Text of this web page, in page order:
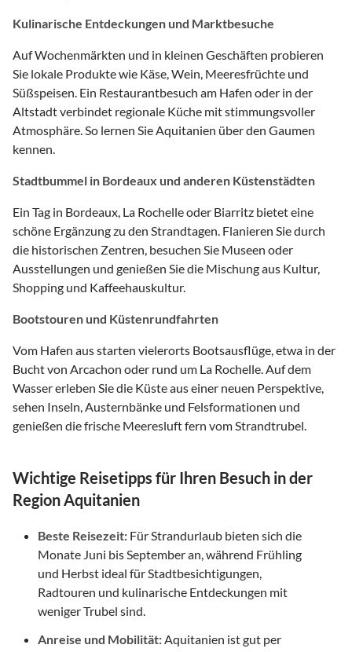
Kulinarische Entdeckungen und Marktbesuche
Auf Wochenmärkten und in kleinen Geschäften probieren
Sie lokale Produkte wie Käse, Wein, Meeresfrüchte und
Süßspeisen. Ein Restaurantbesuch am Hafen oder in der
Altstadt verbindet regionale Küche mit stimmungsvoller
Atmosphäre. So lernen Sie Aquitanien über den Gaumen
kennen.
Stadtbummel in Bordeaux und anderen Küstenstädten
Ein Tag in Bordeaux, La Rochelle oder Biarritz bietet eine
schöne Ergänzung zu den Strandtagen. Flanieren Sie durch
die historischen Zentren, besuchen Sie Museen oder
Ausstellungen und genießen Sie die Mischung aus Kultur,
Shopping und Kaffeehauskultur.
Bootstouren und Küstenrundfahrten
Vom Hafen aus starten vielerorts Bootsausflüge, etwa in der
Bucht von Arcachon oder rund um La Rochelle. Auf dem
Wasser erleben Sie die Küste aus einer neuen Perspektive,
sehen Inseln, Austernbänke und Felsformationen und
genießen die frische Meeresluft fern vom Strandtrubel.
Wichtige Reisetipps für Ihren Besuch in der
Region Aquitanien
Beste Reisezeit: Für Strandurlaub bieten sich die
Monate Juni bis September an, während Frühling
und Herbst ideal für Stadtbesichtigungen,
Radtouren und kulinarische Entdeckungen mit
weniger Trubel sind.
Anreise und Mobilität:Aquitanien ist gut per